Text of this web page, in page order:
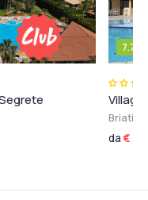
7.7
Briatico
da€